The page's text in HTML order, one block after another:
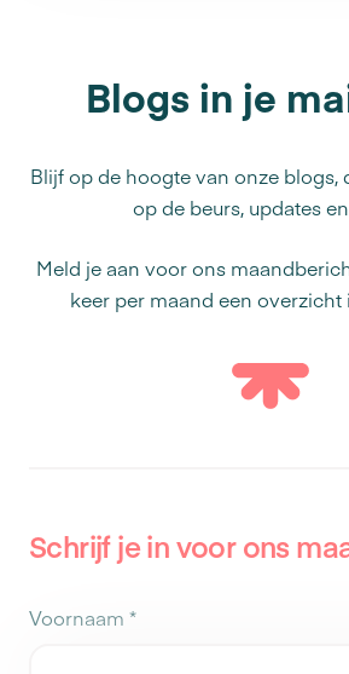
Blogs in je
Blijf op de hoogte van onze blogs,
op de beurs, updates
Meld je aan voor ons
keer per maand een overzicht
Schrijf je in voor ons
Voornaam *